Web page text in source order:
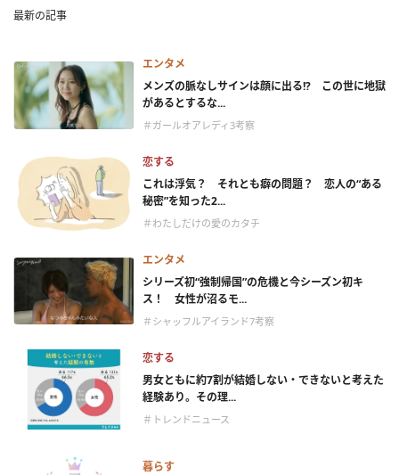
最新の記事
エンタメ
メンズの脈なしサインは顔に出る!? この世に地獄
があるとするな...
＃ガールオアレディ3考察
恋する
これは浮気？ それとも癖の問題？ 恋人の“ある
秘密”を知った2...
＃わたしだけの愛のカタチ
エンタメ
シリーズ初“強制帰国”の危機と今シーズン初キ
ス！ 女性が沼るモ...
＃シャッフルアイランド7考察
恋する
男女ともに約7割が結婚しない・できないと考えた
経験あり。その理...
＃トレンドニュース
暮らす